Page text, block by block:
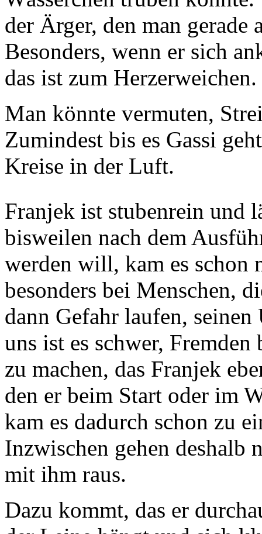
der Ärger, den man gerade
Besonders, wenn er sich
das ist zum Herzerweichen.
Man könnte vermuten,
Zumindest bis es Gassi
Kreise in der Luft.
Franjek ist stubenrein und
bisweilen nach dem
werden will, kam es schon
besonders bei Menschen,
dann Gefahr laufen,
uns ist es schwer,
zu machen, das Franjek
den er beim Start oder im
kam es dadurch schon zu
Inzwischen gehen deshalb
mit ihm raus.
Dazu kommt, das er